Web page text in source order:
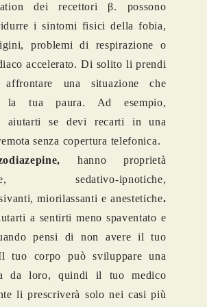
dei recettori β. possono
i sintomi fisici della fobia,
problemi di respirazione o
accelerato. Di solito li prendi
una situazione che
la tua paura. Ad esempio,
aiutarti se devi recarti in una
senza copertura telefonica.
hanno proprietà
sedativo-ipnotiche,
miorilassanti e anestetiche.
a sentirti meno spaventato e
pensi di non avere il tuo
tuo corpo può sviluppare una
da loro, quindi il tuo medico
li prescriverà solo nei casi più